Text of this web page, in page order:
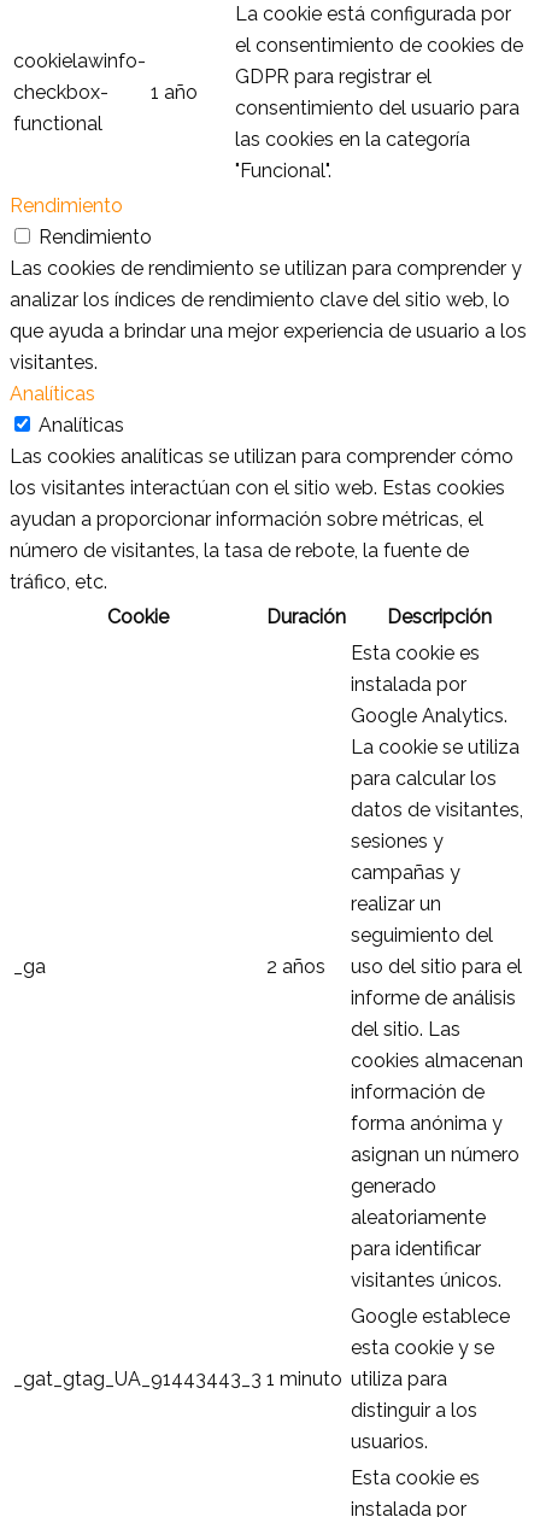
cookielawinfo-
checkbox-
functional
1 año
La cookie está configurada por
el consentimiento de cookies de
GDPR para registrar el
consentimiento del usuario para
las cookies en la categoría
"Funcional".
Rendimiento
Rendimiento
Las cookies de rendimiento se utilizan para comprender y
analizar los índices de rendimiento clave del sitio web, lo
que ayuda a brindar una mejor experiencia de usuario a los
visitantes.
Analíticas
Analíticas
Las cookies analíticas se utilizan para comprender cómo
los visitantes interactúan con el sitio web. Estas cookies
ayudan a proporcionar información sobre métricas, el
número de visitantes, la tasa de rebote, la fuente de
tráfico, etc.
Cookie
Duración Descripción
_ga 2 años
Esta cookie es
instalada por
Google Analytics.
La cookie se utiliza
para calcular los
datos de visitantes,
sesiones y
campañas y
realizar un
seguimiento del
uso del sitio para el
informe de análisis
del sitio. Las
cookies almacenan
información de
forma anónima y
asignan un número
generado
aleatoriamente
para identificar
visitantes únicos.
_gat_gtag_UA_91443443_3 1 minuto
Google establece
esta cookie y se
utiliza para
distinguir a los
usuarios.
Esta cookie es
instalada por